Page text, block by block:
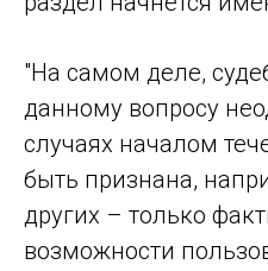
"На самом деле,
данному вопросу
случаях началом
быть признана,
других – только
возможности